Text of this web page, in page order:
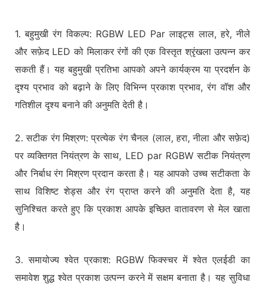
1. बहुमुखी रंग विकल्प: RGBW LED Par लाइट्स लाल, हरे, नीले
और सफ़ेद LED को मिलाकर रंगों की एक विस्तृत श्रृंखला उत्पन्न कर
सकती हैं। यह बहुमुखी प्रतिभा आपको अपने कार्यक्रम या प्रदर्शन के
दृश्य प्रभाव को बढ़ाने के लिए विभिन्न प्रकाश प्रभाव, रंग वॉश और
गतिशील दृश्य बनाने की अनुमति देती है।
2. सटीक रंग मिश्रण: प्रत्येक रंग चैनल (लाल, हरा, नीला और सफ़ेद)
पर व्यक्तिगत नियंत्रण के साथ, LED par RGBW सटीक नियंत्रण
और निर्बाध रंग मिश्रण प्रदान करता है। यह आपको उच्च सटीकता के
साथ विशिष्ट शेड्स और रंग प्राप्त करने की अनुमति देता है, यह
सुनिश्चित करते हुए कि प्रकाश आपके इच्छित वातावरण से मेल खाता
है।
3. समायोज्य श्वेत प्रकाश: RGBW फिक्स्चर में श्वेत एलईडी का
समावेश शुद्ध श्वेत प्रकाश उत्पन्न करने में सक्षम बनाता है। यह सुविधा